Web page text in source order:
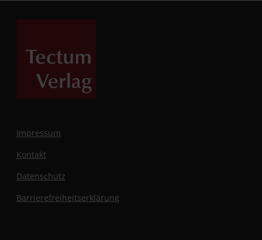
Impressum
Kontakt
Datenschutz
Barrierefreiheitserklärung